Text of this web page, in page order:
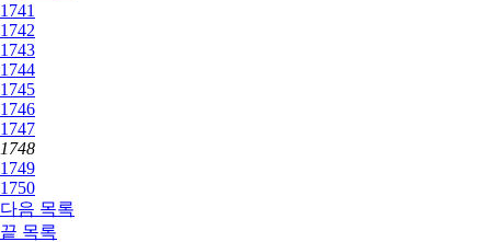
1741
1742
1743
1744
1745
1746
1747
1748
1749
1750
다음 목록
끝 목록